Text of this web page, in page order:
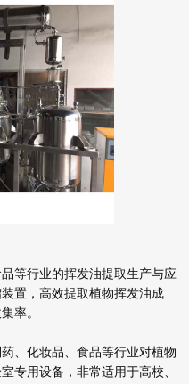
等行业的挥发油提取生产与应
置，高效提取植物挥发油成
率。
、化妆品、食品等行业对植物
专用设备，非常适用于高校、